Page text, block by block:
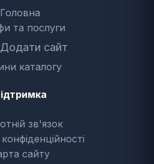
Головна
та послуги
сайт
каталогу
зв'язок
сайту